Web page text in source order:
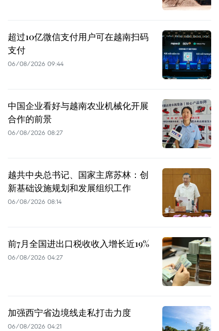
超过10亿微信支付用户可在越南扫码
支付
06/08/2026 09:44
中国企业看好与越南农业机械化开展
合作的前景
06/08/2026 08:27
越共中央总书记、国家主席苏林：创
新基础设施规划和发展组织工作
06/08/2026 08:14
前7月全国进出口税收收入增长近19%
06/08/2026 04:27
加强西宁省边境线走私打击力度
06/08/2026 04:21